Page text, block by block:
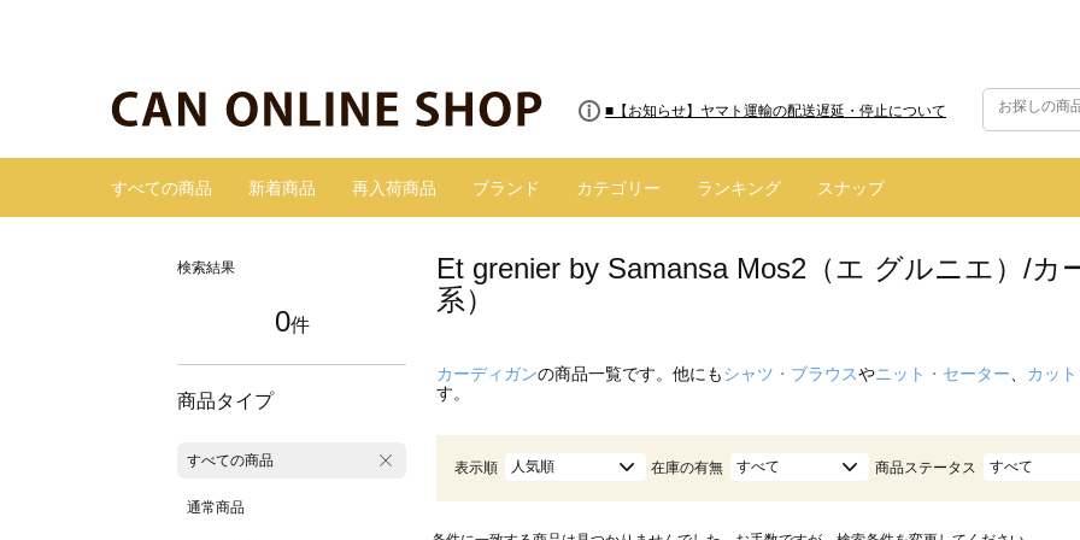
■8/13(木)AM2:00～サイトメンテナンス実施のお知らせ
■【お知らせ】ヤマト運輸の配送遅延・停止について
すべての商品 新着商品 再入荷商品 ブランド カテゴリー ランキング スナップ
検索結果
0件
商品タイプ
すべての商品
通常商品
Et grenier by Samansa Mos2（エ グルニエ）/
系）
カーディガンの商品一覧です。他にもシャツ・ブラウスやニット・セーター カッ
す。
表示順 人気順 在庫の有無 すべて 商品ステータス すべて